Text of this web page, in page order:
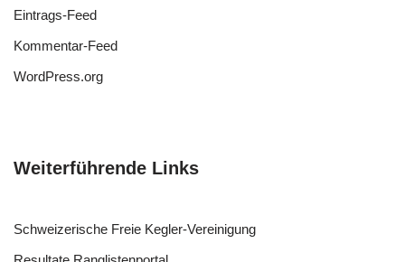
Eintrags-Feed
Kommentar-Feed
WordPress.org
Weiterführende Links
Schweizerische Freie Kegler-Vereinigung